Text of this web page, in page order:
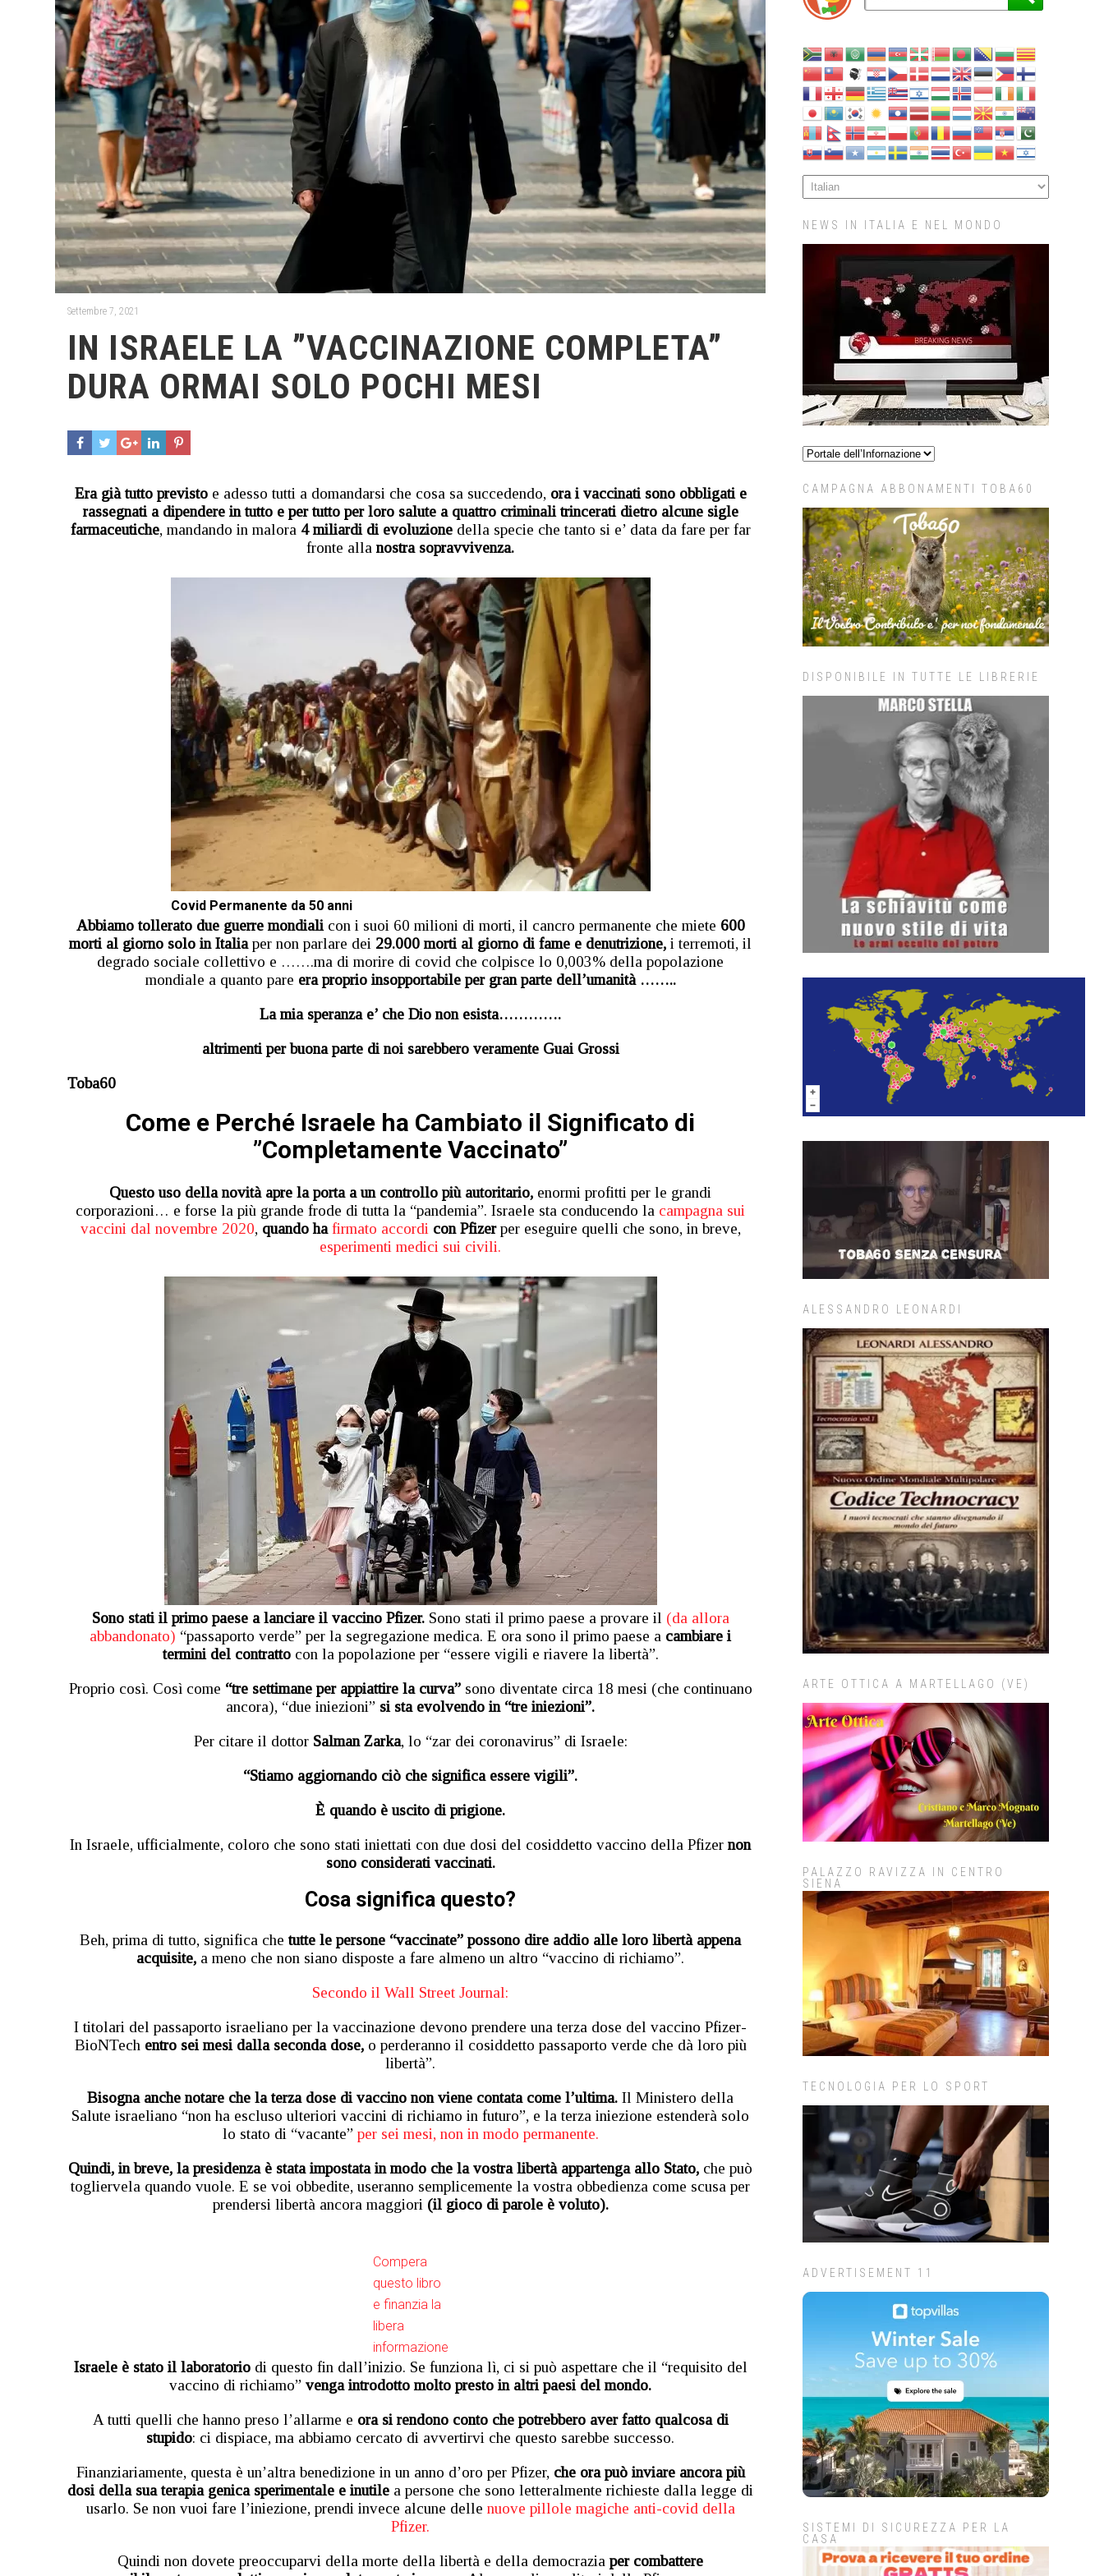
Settembre 7, 2021
IN ISRAELE LA ”VACCINAZIONE COMPLETA”
DURA ORMAI SOLO POCHI MESI
Era già tutto previstoe adesso tutti a domandarsi che cosa sa succedendo, ora i vaccinati sono obbligati e
rassegnati a dipendere in tutto e per tutto per loro salute a quattro criminali trincerati dietro alcune sigle
farmaceutiche, mandando in malora 4 miliardi di evoluzione della specie che tanto si e’ data da fare per far
fronte alla nostra sopravvivenza.
Covid Permanente da 50 anni
Abbiamo tollerato due guerre mondialicon i suoi 60 milioni di morti, il cancro permanente che miete 600
morti al giorno solo in Italia per non parlare dei 29.000 morti al giorno di fame e denutrizione, i terremoti, il
degrado sociale collettivo e …….ma di morire di covid che colpisce lo 0,003% della popolazione
mondiale a quanto pare era proprio insopportabile per gran parte dell’umanità ……..
La mia speranza e’ che Dio non esista………….
altrimenti per buona parte di noi sarebbero veramente Guai Grossi
Toba60
Come e Perché Israele ha Cambiato il Significato di
”Completamente Vaccinato”
Questo uso della novità apre la porta a un controllo più autoritario, enormi profitti per le grandi
corporazioni… e forse la più grande frode di tutta la “pandemia”. Israele sta conducendo la campagna sui
vaccini dal novembre 2020, quando ha firmato accordi con Pfizerper eseguire quelli che sono, in breve,
esperimenti medici sui civili.
Sono stati il primo paese a lanciare il vaccino Pfizer.Sono stati il primo paese a provare il (da allora
abbandonato) “passaporto verde” per la segregazione medica. E ora sono il primo paese a cambiare i
termini del contrattocon la popolazione per “essere vigili e riavere la libertà”.
Proprio così. Così come “tre settimane per appiattire la curva”sono diventate circa 18 mesi (che continuano
ancora), “due iniezioni” si sta evolvendo in “tre iniezioni”.
Per citare il dottorSalman Zarka, lo “zar dei coronavirus” di Israele:
“Stiamo aggiornando ciò che significa essere vigili”.
È quando è uscito di prigione.
In Israele, ufficialmente, coloro che sono stati iniettati con due dosi del cosiddetto vaccino della Pfizer non
sono considerati vaccinati.
Cosa significa questo?
Beh, prima di tutto, significa chetutte le persone “vaccinate” possono dire addio alle loro libertà appena
acquisite, a meno che non siano disposte a fare almeno un altro “vaccino di richiamo”.
Secondo il Wall Street Journal:
I titolari del passaporto israeliano per la vaccinazione devono prendere una terza dose del vaccino Pfizer-
BioNTech entro sei mesi dalla seconda dose,o perderanno il cosiddetto passaporto verde che dà loro più
libertà”.
Bisogna anche notare che la terza dose di vaccino non viene contata come l’ultima. Il Ministero della
Salute israeliano “non ha escluso ulteriori vaccini di richiamo in futuro”, e la terza iniezione estenderà solo
lo stato di “vacante”per sei mesi, non in modo permanente.
Quindi, in breve, la presidenza è stata impostata in modo che la vostra libertà appartenga allo Stato, che può
togliervela quando vuole. E se voi obbedite, useranno semplicemente la vostra obbedienza come scusa per
prendersi libertà ancora maggiori (il gioco di parole è voluto).
Compera
questo libro
e finanzia la
libera
informazione
Israele è stato il laboratorio di questo fin dall’inizio. Se funziona lì, ci si può aspettare che il “requisito del
vaccino di richiamo” venga introdotto molto presto in altri paesi del mondo.
A tutti quelli che hanno preso l’allarme e ora si rendono conto che potrebbero aver fatto qualcosa di
stupido: ci dispiace, ma abbiamo cercato di avvertirvi che questo sarebbe successo.
Finanziariamente, questa è un’altra benedizione in un anno d’oro per Pfizer, che ora può inviare ancora più
dosi della sua terapia genica sperimentale e inutile a persone che sono letteralmente richieste dalla legge di
usarlo. Se non vuoi fare l’iniezione, prendi invece alcune delle nuove pillole magiche anti-covid della
Pfizer.
Quindi non dovete preoccuparvi della morte della libertà e della democrazia per combattere
NEWS IN ITALIA E NEL MONDO
CAMPAGNA ABBONAMENTI TOBA60
DISPONIBILE IN TUTTE LE LIBRERIE
ALESSANDRO LEONARDI
ARTE OTTICA A MARTELLAGO (VE)
PALAZZO RAVIZZA IN CENTRO
SIENA
TECNOLOGIA PER LO SPORT
ADVERTISEMENT 11
SISTEMI DI SICUREZZA PER LA
CASA